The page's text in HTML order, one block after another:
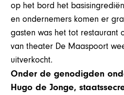
op het bord het
en ondernemers komen er
gasten was het tot restaurant
van theater De Maaspoort
uitverkocht.
Onder de genodigden
Hugo de Jonge,